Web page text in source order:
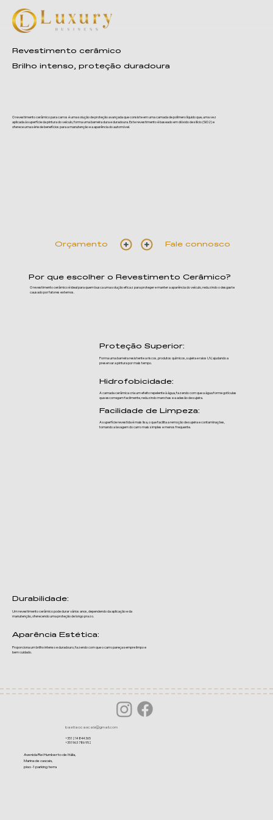
Por que escolher o Revestimento Cerâmico?
O revestimento cerâmico é ideal para quem busca uma solução eficaz para proteger e manter a aparência do veículo, reduzindo o desgaste
causado por fatores externos.
Orçamento
Revestimento cerâmico
Brilho intenso, proteção duradoura
O revestimento cerâmico para carros é uma solução de proteção avançada que consiste em uma camada de polímero líquido que, uma vez
aplicada à superfície da pintura do veículo, forma uma barreira dura e duradoura. Este revestimento é baseado em dióxido de silício (SiO2) e
oferece uma série de benefícios para a manutenção e a aparência do automóvel.
Fale connosco
Proteção Superior:
Forma uma barreira resistente a riscos, produtos químicos, sujeira e raios UV, ajudando a
preservar a pintura por mais tempo.
Hidrofobicidade:
A camada cerâmica cria um efeito repelente à água, fazendo com que a água forme gotículas
que escorregam facilmente, reduzindo manchas e a adesão de sujeira.
Facilidade de Limpeza:
A superfície revestida é mais lisa, o que facilita a remoção de sujeira e contaminações,
tornando a lavagem do carro mais simples e menos frequente.
Durabilidade:
Um revestimento cerâmico pode durar vários anos, dependendo da aplicação e da
manutenção, oferecendo uma proteção de longo prazo.
Aparência Estética:
Proporciona um brilho intenso e duradouro, fazendo com que o carro pareça sempre limpo e
bem cuidado.
bastiaocascais@gmail.com
+351 214 844 365
+351 963 786 952
Avenida Rei Humberto de Itália,
Marina de cascais,
piso -1 parking terra